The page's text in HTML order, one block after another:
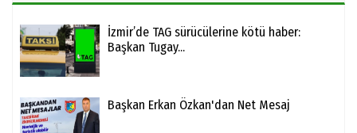
İzmir’de TAG sürücülerine kötü haber:
Başkan Tugay...
Başkan Erkan Özkan'dan Net Mesaj